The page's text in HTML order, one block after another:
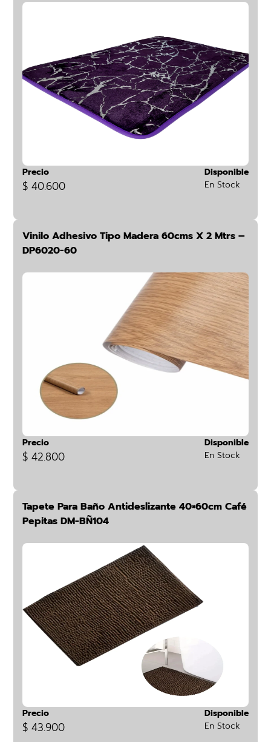
Precio
$ 40.600
Disponible
En Stock
Vinilo Adhesivo Tipo Madera 60cms X 2 Mtrs –
DP6020-60
Precio
$ 42.800
Disponible
En Stock
Tapete Para Baño Antideslizante 40×60cm Café
Pepitas DM-BÑ104
Precio
$ 43.900
Disponible
En Stock